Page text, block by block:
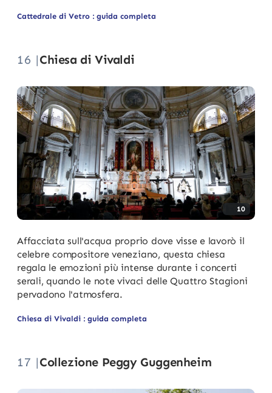
Cattedrale di Vetro : guida completa
16 |Chiesa di Vivaldi
10
Affacciata sull'acqua proprio dove visse e lavorò il
celebre compositore veneziano, questa chiesa
regala le emozioni più intense durante i concerti
serali, quando le note vivaci delle Quattro Stagioni
pervadono l'atmosfera.
Chiesa di Vivaldi : guida completa
17 |Collezione Peggy Guggenheim